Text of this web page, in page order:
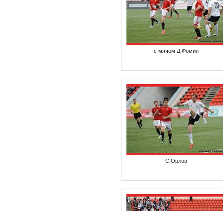
с мячом Д.Фомин
С.Орлов